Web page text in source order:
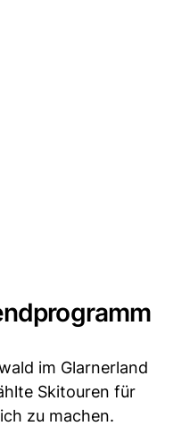
im Glarnerland
Skitouren für
zu machen.